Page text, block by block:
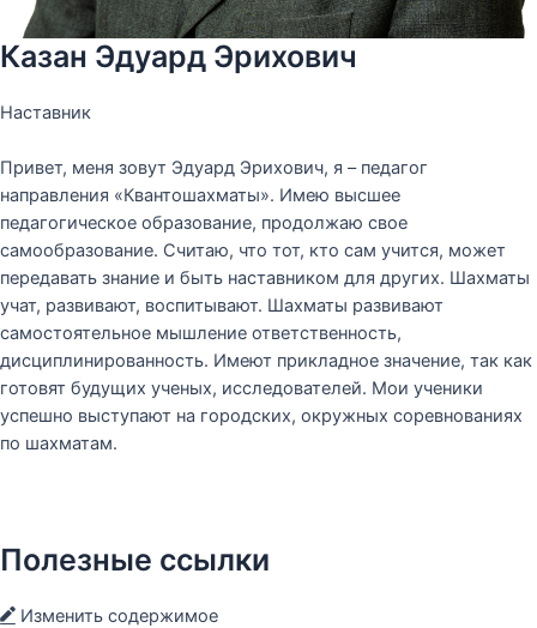
Казан Эдуард Эрихович
Наставник
Привет, меня зовут Эдуард Эрихович, я – педагог
направления «Квантошахматы». Имею высшее
педагогическое образование, продолжаю свое
самообразование. Считаю, что тот, кто сам учится, может
передавать знание и быть наставником для других. Шахматы
учат, развивают, воспитывают. Шахматы развивают
самостоятельное мышление ответственность,
дисциплинированность. Имеют прикладное значение, так как
готовят будущих ученых, исследователей. Мои ученики
успешно выступают на городских, окружных соревнованиях
по шахматам.
Полезные ссылки
Изменить содержимое